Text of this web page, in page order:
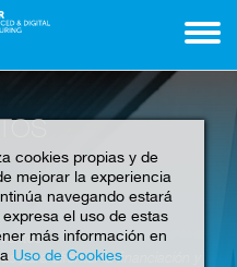
cookies propias y de
mejorar la experiencia
navegando estará
el uso de estas
más información en
Uso de Cookies
para afrontar la financiación y